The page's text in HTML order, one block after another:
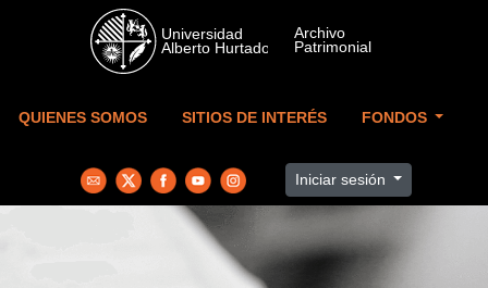
Skip to main content
QUIENES SOMOS SITIOS DE INTERÉS FONDOS
Iniciar sesión